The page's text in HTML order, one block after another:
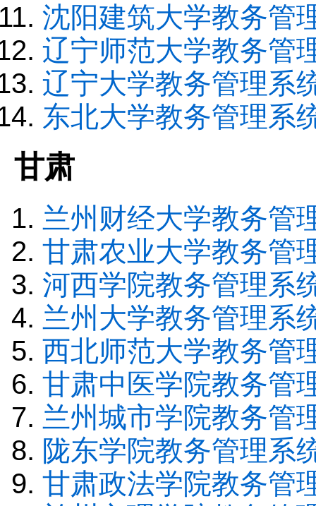
沈阳建筑大学教务管
辽宁师范大学教务管
辽宁大学教务管理系
东北大学教务管理系
甘肃
兰州财经大学教务管
甘肃农业大学教务管
河西学院教务管理系
兰州大学教务管理系
西北师范大学教务管
甘肃中医学院教务管
兰州城市学院教务管
陇东学院教务管理系
甘肃政法学院教务管